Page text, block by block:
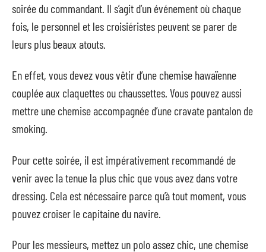
soirée du commandant. Il s’agit d’un événement où chaque
fois, le personnel et les croisiéristes peuvent se parer de
leurs plus beaux atouts.
En effet, vous devez vous vêtir d’une chemise hawaïenne
couplée aux claquettes ou chaussettes. Vous pouvez aussi
mettre une chemise accompagnée d’une cravate pantalon de
smoking.
Pour cette soirée, il est impérativement recommandé de
venir avec la tenue la plus chic que vous avez dans votre
dressing. Cela est nécessaire parce qu’à tout moment, vous
pouvez croiser le capitaine du navire.
Pour les messieurs, mettez un polo assez chic, une chemise